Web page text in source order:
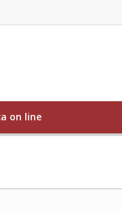
on line